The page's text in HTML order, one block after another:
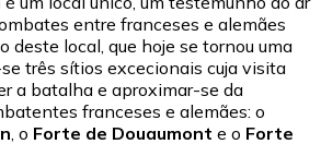
entre franceses e alemães
deste local, que hoje se tornou uma
três sítios excecionais cuja visita
a batalha e aproximar-se da
franceses e alemães: o
, o Forte de Douaumont e o Forte